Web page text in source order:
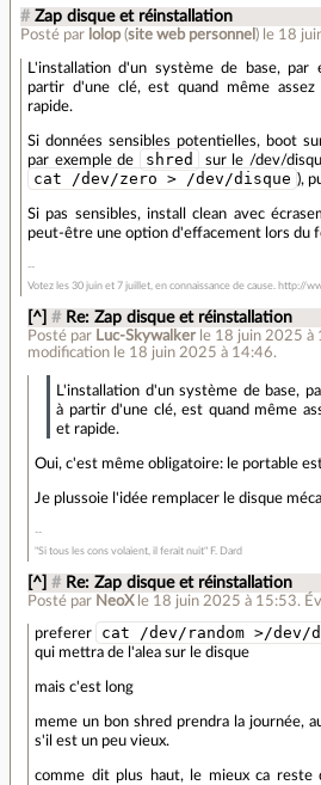
# Zap disque et réinstallation
Posté par lolop(site web personnel ) le 18
L'installation d'un système de base, par
partir d'une clé, est quand même
rapide.
Si données sensibles potentielles, boot
par exemple de
shred sur le /dev/
cat /dev/zero > /dev/disque ),
Si pas sensibles, install clean avec
peut-être une option d'effacement lors du
Votez les 30 juin et 7 juillet, en connaissance de cause. http://
[^] # Re: Zap disque et réinstallation
Posté par Luc-Skywalker le 18 juin 2025 à
modification le 18 juin 2025 à 14:46.
L'installation d'un système de base,
à partir d'une clé, est quand même
et rapide.
Oui, c'est même obligatoire: le portable
Je plussoie l'idée remplacer le disque
"Si tous les cons volaient, il ferait nuit" F. Dard
[^] # Re: Zap disque et réinstallation
Posté par NeoX le 18 juin 2025 à 15:53.
preferer cat /dev/random >/dev/
qui mettra de l'alea sur le disque
mais c'est long
meme un bon shred prendra la journée,
s'il est un peu vieux.
comme dit plus haut, le mieux ca